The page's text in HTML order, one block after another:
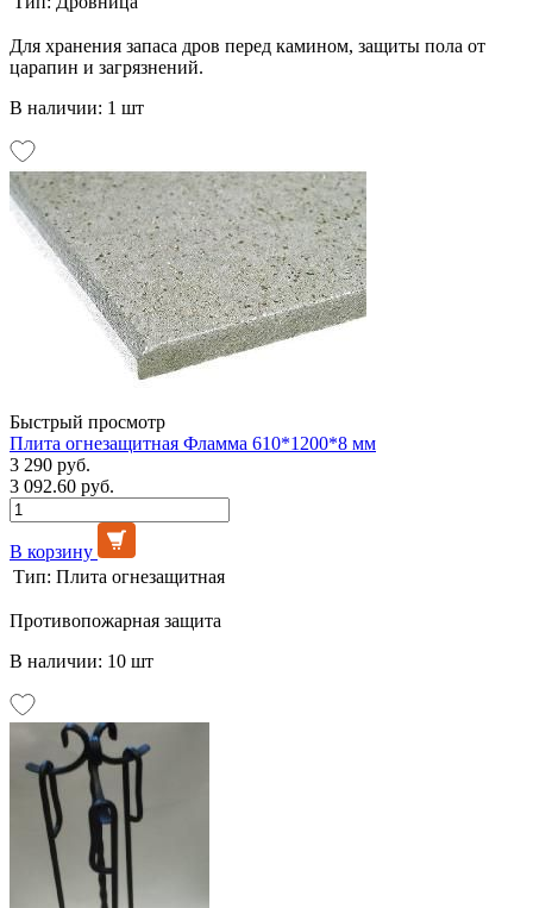
Для хранения запаса дров перед камином, защиты пола от
царапин и загрязнений.
В наличии: 1 шт
Быстрый просмотр
Плита огнезащитная Фламма 610*1200*8 мм
3 290 руб.
3 092.60 руб.
В корзину
Тип: Плита огнезащитная
Противопожарная защита
В наличии: 10 шт